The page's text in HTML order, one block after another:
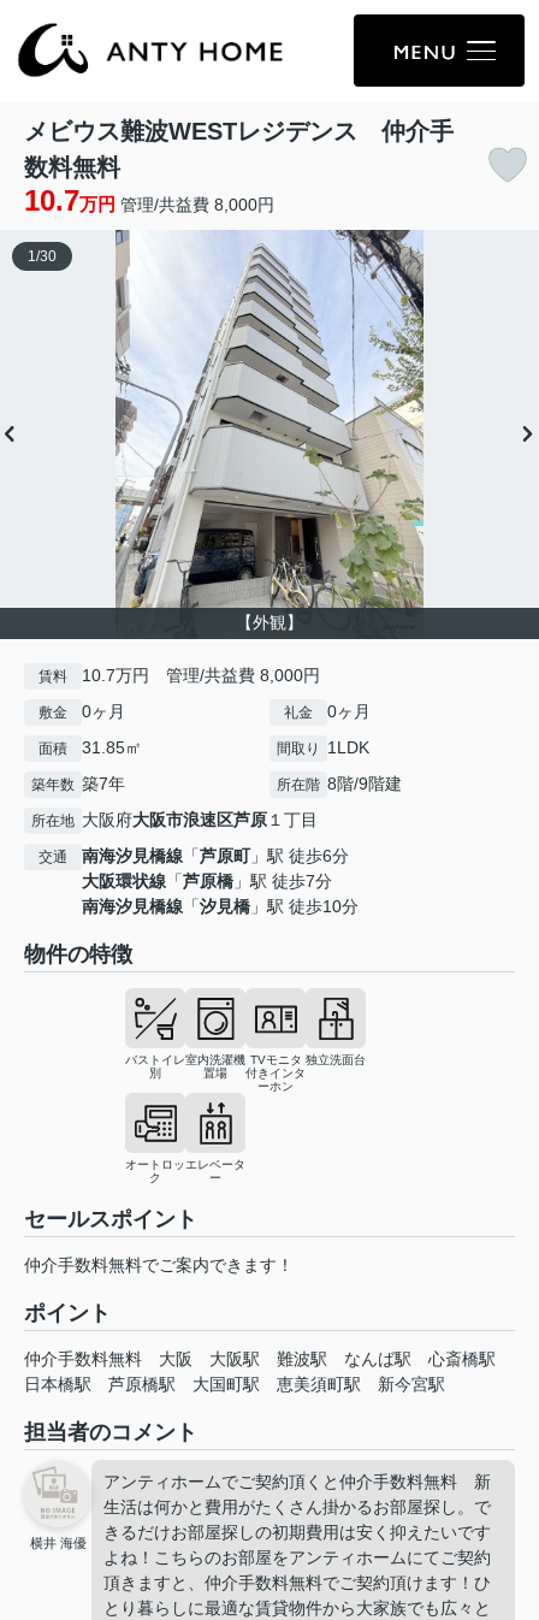
メビウス難波WESTレジデンス 仲介手
数料無料
10.7万円 管理/共益費 8,000円
【外観】
1 /30
賃料 10.7万円 管理/共益費 8,000円
敷金 0ヶ月 礼金 0ヶ月
面積 31.85㎡ 間取り 1LDK
築年数 築7年 所在階 8階/9階建
所在地 大阪府大阪市浪速区芦原 １丁目
交通 南海汐見橋線 「芦原町」駅 徒歩6分
大阪環状線 「芦原橋 」駅 徒歩7分
南海汐見橋線 「汐見橋 」駅 徒歩10分
物件の特徴
バストイレ
別
室内洗濯機
置場
TVモニタ
付きインタ
ーホン
独立洗面台
オートロッ
ク
エレベータ
ー
セールスポイント
仲介手数料無料でご案内できます！
ポイント
仲介手数料無料 大阪 大阪駅 難波駅 なんば駅
心斎橋駅
日本橋駅
芦原橋駅 大国町駅 恵美須町駅 新今宮駅
担当者のコメント
横井 海優
アンティホームでご契約頂くと仲介手数料無料 新
生活は何かと費用がたくさん掛かるお部屋探し。で
きるだけお部屋探しの初期費用は安く抑えたいです
よね！こちらのお部屋をアンティホームにてご契約
頂きますと、仲介手数料無料でご契約頂けます！ひ
とり暮らしに最適な賃貸物件から大家族でも広々と